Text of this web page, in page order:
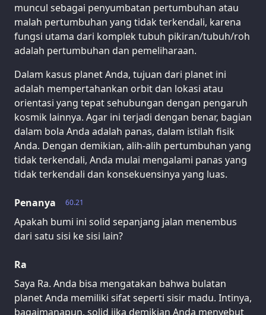
muncul sebagai penyumbatan pertumbuhan atau
malah pertumbuhan yang tidak terkendali, karena
fungsi utama dari komplek tubuh pikiran/tubuh/roh
adalah pertumbuhan dan pemeliharaan.
Dalam kasus planet Anda, tujuan dari planet ini
adalah mempertahankan orbit dan lokasi atau
orientasi yang tepat sehubungan dengan pengaruh
kosmik lainnya. Agar ini terjadi dengan benar, bagian
dalam bola Anda adalah panas, dalam istilah fisik
Anda. Dengan demikian, alih-alih pertumbuhan yang
tidak terkendali, Anda mulai mengalami panas yang
tidak terkendali dan konsekuensinya yang luas.
60.21
Penanya
Apakah bumi ini solid sepanjang jalan menembus
dari satu sisi ke sisi lain?
Ra
Saya Ra. Anda bisa mengatakan bahwa bulatan
planet Anda memiliki sifat seperti sisir madu. Intinya,
bagaimanapun, solid jika demikian Anda menyebut